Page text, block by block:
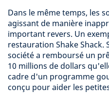
Dans le même temps, les
agissant de manière
important revers. Un
restauration Shake Shack.
société a remboursé un
10 millions de dollars
cadre d'un programme
conçu pour aider les